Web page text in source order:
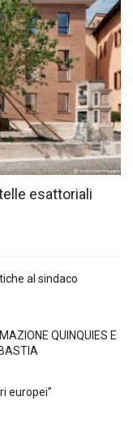
esattoriali
al sindaco
QUINQUIES E
europei”